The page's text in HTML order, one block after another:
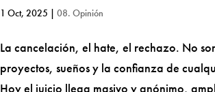
1 Oct, 2025 |08. Opinión
La cancelación, el hate, el rechazo. No
proyectos, sueños y la confianza de
Hoy el juicio llega masivo y anónimo,